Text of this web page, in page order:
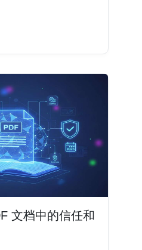
文档中的信任和